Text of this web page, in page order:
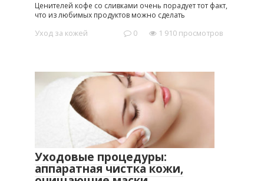
Ценителей кофе со сливками очень порадует тот факт,
что из любимых продуктов можно сделать
Уход за кожей 0 1 910 просмотров
Уходовые процедуры:
аппаратная чистка кожи,